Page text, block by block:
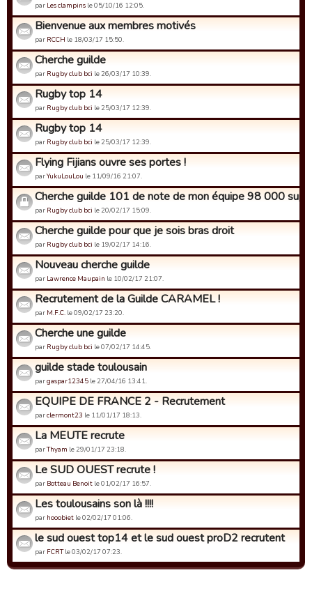
par Les clampins le 05/10/16 12:05.
Bienvenue aux membres motivés
par RCCH le 18/03/17 15:50.
Cherche guilde
par Rugby club bci le 26/03/17 10:39.
Rugby top 14
par Rugby club bci le 25/03/17 12:39.
Rugby top 14
par Rugby club bci le 25/03/17 12:39.
Flying Fijians ouvre ses portes !
parYukuLouLou le 11/09/16 21:07.
Cherche guilde 101 de note de mon équipe 98 000
par Rugby club bci le 20/02/17 15:09.
Cherche guilde pour que je sois bras droit
par Rugby club bci le 19/02/17 14:16.
Nouveau cherche guilde
par Lawrence Maupain le 10/02/17 21:07.
Recrutement de la Guilde CARAMEL !
par M.F.C. le 09/02/17 23:20.
Cherche une guilde
par Rugby club bci le 07/02/17 14:45.
guilde stade toulousain
pargaspar12345 le 27/04/16 13:41.
EQUIPE DE FRANCE 2 - Recrutement
parclermont23 le 11/01/17 18:13.
La MEUTE recrute
parThyam le 29/01/17 23:18.
Le SUD OUEST recrute !
par Botteau Benoit le 01/02/17 16:57.
Les toulousains son là !!!!
par hooobiet le 02/02/17 01:06.
le sud ouest top14 et le sud ouest proD2 recrutent
par FCRTle 03/02/17 07:23.